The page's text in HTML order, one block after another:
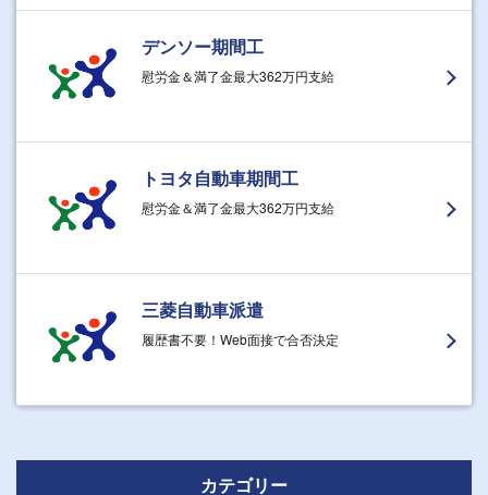
デンソー期間工
慰労金＆満了金最大362万円支給
トヨタ自動車期間工
慰労金＆満了金最大362万円支給
三菱自動車派遣
履歴書不要！Web面接で合否決定
カテゴリー